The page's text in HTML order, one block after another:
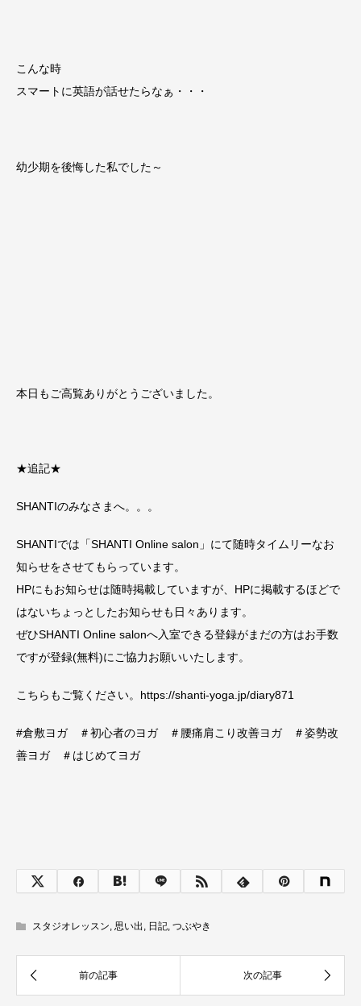
こんな時
スマートに英語が話せたらなぁ・・・
幼少期を後悔した私でした～
本日もご高覧ありがとうございました。
★追記★
SHANTIのみなさまへ。。。
SHANTIでは「SHANTI Online salon」にて随時タイムリーなお
知らせをさせてもらっています。
HPにもお知らせは随時掲載していますが、HPに掲載するほどで
はないちょっとしたお知らせも日々あります。
ぜひSHANTI Online salonへ入室できる登録がまだの方はお手数
ですが登録(無料)にご協力お願いいたします。
こちらもご覧ください。https://shanti-yoga.jp/diary871
#倉敷ヨガ ＃初心者のヨガ ＃腰痛肩こり改善ヨガ ＃姿勢改
善ヨガ ＃はじめてヨガ
スタジオレッスン, 思い出, 日記, つぶやき